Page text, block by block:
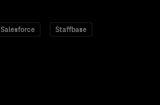
Salesforce Staffbase